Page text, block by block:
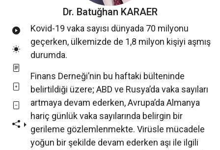
Dr. Batuğhan KARAER
Kovid-19 vaka sayısı dünyada 70 milyonu
geçerken, ülkemizde de 1,8 milyon kişiyi aşmış
durumda.
Finans Derneği’nin bu haftaki bülteninde
belirtildiği üzere; ABD ve Rusya’da vaka sayıları
artmaya devam ederken, Avrupa’da Almanya
hariç günlük vaka sayılarında belirgin bir
gerileme gözlemlenmekte. Virüsle mücadele
yoğun bir şekilde devam ederken aşı ile ilgili